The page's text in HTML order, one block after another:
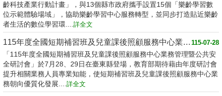
齡科技產業行動計畫」，與13個縣市政府攜手設置15個「樂齡學習數
位示範體驗場域」，協助樂齡學習中心服務轉型，並同步打造貼近樂齡
者生活的數位學習環.... 詳全文
115-07-28
115年度全國短期補習班及兒童課後照顧服務中心業務管理暨公共安全研討會登場
「115年度全國短期補習班及兒童課後照顧服務中心業務管理暨公共安
全研討會」於7月28、29日在臺東縣登場，教育部期待藉由年度研討會
提升相關業務人員專業知能，使短期補習班及兒童課後照顧服務中心業
務朝向優質化發展.... 詳全文